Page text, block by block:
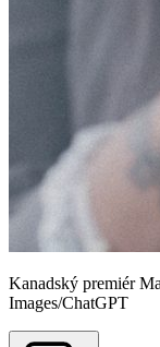
Kanadský premiér
Images/ChatGPT